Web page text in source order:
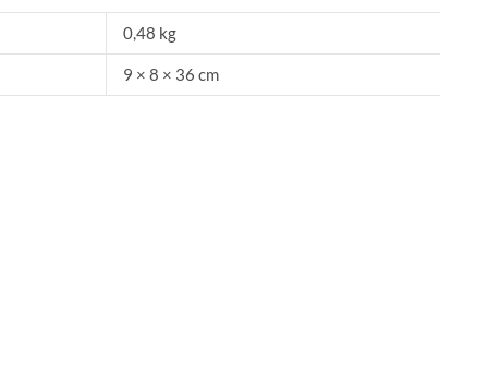
0,48 kg
9 × 8 × 36 cm